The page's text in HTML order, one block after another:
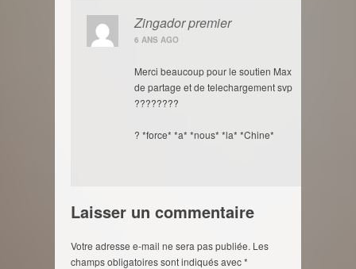
Zingador premier
6 ANS AGO
Merci beaucoup pour le soutien Max
de partage et de telechargement svp
????????
? *force* *a* *nous* *la* *Chine*
Laisser un commentaire
Votre adresse e-mail ne sera pas publiée. Les
champs obligatoires sont indiqués avec*